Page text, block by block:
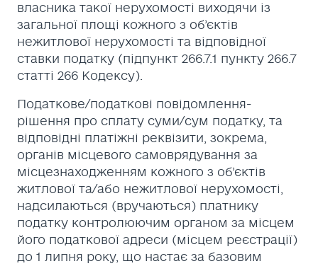
власника такої нерухомості виходячи із
загальної площі кожного з об’єктів
нежитлової нерухомості та відповідної
ставки податку (підпункт 266.7.1 пункту 266.7
статті 266 Кодексу).
Податкове/податкові повідомлення-
рішення про сплату суми/сум податку, та
відповідні платіжні реквізити, зокрема,
органів місцевого самоврядування за
місцезнаходженням кожного з об’єктів
житлової та/або нежитлової нерухомості,
надсилаються (вручаються) платнику
податку контролюючим органом за місцем
його податкової адреси (місцем реєстрації)
до 1 липня року, що настає за базовим